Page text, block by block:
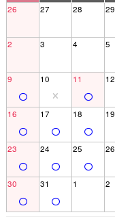
26 27 28 29
2 3 4 5
9 10 11 12
16 17 18 19
23 24 25 26
30 31 1 2